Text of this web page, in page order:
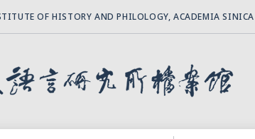
OF HISTORY AND PHILOLOGY, ACADEMIA SINICA